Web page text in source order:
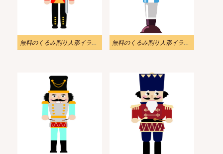
無料のくるみ割り人形イラスト png 無料のくるみ割り人形イラスト